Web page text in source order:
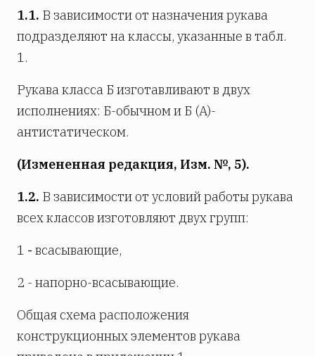
1.1. В зависимости от назначения рукава
подразделяют на классы, указанные в табл.
1.
Рукава класса Б изготавливают в двух
исполнениях: Б-обычном и Б (А)-
антистатическом.
(Измененная редакция, Изм. №, 5).
1.2. В зависимости от условий работы рукава
всех классов изготовляют двух групп:
1 - всасывающие,
2 - напорно-всасывающие.
Общая схема расположения
конструкционных элементов рукава